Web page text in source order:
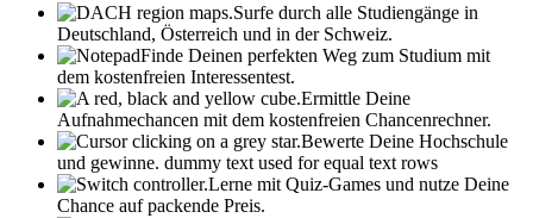
Surfe durch alle Studiengänge in
Deutschland, Österreich und in der Schweiz.
Finde Deinen perfekten Weg zum Studium mit
dem kostenfreien Interessentest.
Ermittle Deine
Aufnahmechancen mit dem kostenfreien Chancenrechner.
Bewerte Deine Hochschule
und gewinne. dummy text used for equal text rows
Lerne mit Quiz-Games und nutze Deine
Chance auf packende Preis.